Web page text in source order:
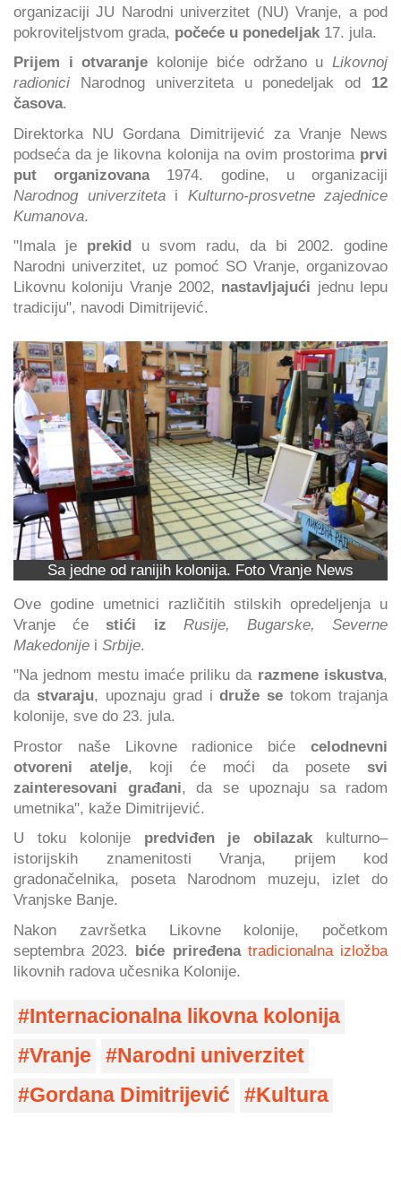
organizaciji JU Narodni univerzitet (NU) Vranje, a pod
pokroviteljstvom grada, počeće u ponedeljak 17. jula.
Prijem i otvaranje kolonije biće održano u Likovnoj
radionici Narodnog univerziteta u ponedeljak od 12
časova.
Direktorka NU Gordana Dimitrijević za Vranje News
podseća da je likovna kolonija na ovim prostorima prvi
put organizovana1974. godine, u organizaciji
Narodnog univerzitetai Kulturno-prosvetne zajednice
Kumanova.
"Imala je prekid u svom radu, da bi 2002. godine
Narodni univerzitet, uz pomoć SO Vranje, organizovao
Likovnu koloniju Vranje 2002, nastavljajući jednu lepu
tradiciju", navodi Dimitrijević.
Sa jedne od ranijih kolonija. Foto Vranje News
Ove godine umetnici različitih stilskih opredeljenja u
Vranje ćestići iz
Rusije, Bugarske, Severne
Makedonije i Srbije.
"Na jednom mestu imaće priliku da razmene iskustva,
da stvaraju, upoznaju grad idruže se tokom trajanja
kolonije, sve do 23. jula.
Prostor naše Likovne radionice biće celodnevni
otvoreni atelje, koji će moći da posete svi
zainteresovani građani, da se upoznaju sa radom
umetnika", kaže Dimitrijević.
U toku kolonije predviđen je obilazak kulturno–
istorijskih znamenitosti Vranja, prijem kod
gradonačelnika, poseta Narodnom muzeju, izlet do
Vranjske Banje.
Nakon završetka Likovne kolonije, početkom
septembra 2023. biće priređena tradicionalna izložba
likovnih radova učesnika Kolonije.
Internacionalna likovna kolonija
Vranje
Narodni univerzitet
Gordana Dimitrijević
Kultura